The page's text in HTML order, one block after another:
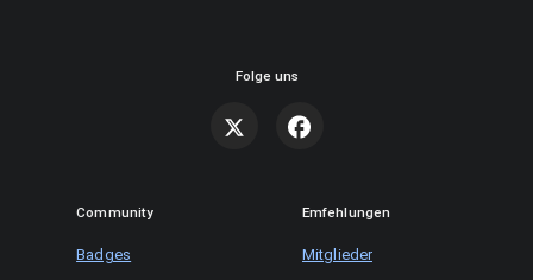
Folge uns
Community Emfehlungen
Badges Mitglieder